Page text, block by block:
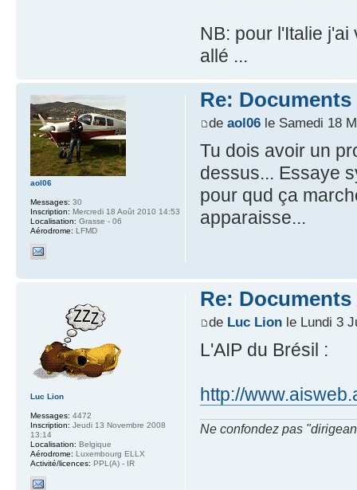
NB: pour l'Italie
allé ...
Re:
de aol06le Samedi 18
Tu dois avoir un
dessus... Essaye
pour qud ça
apparaisse...
aol06
Messages: 30
Inscription: Mercredi 18 Août 2010 14:53
Localisation: Grasse - 06
Aérodrome: LFMD
Re:
de Luc Lionle Lundi 3
L'AIP du Brésil :
http://
Ne confondez pas
Luc Lion
Messages: 4472
Inscription: Jeudi 13 Novembre 2008
13:14
Localisation: Belgique
Aérodrome: Luxembourg ELLX
Activité/licences: PPL(A) - IR